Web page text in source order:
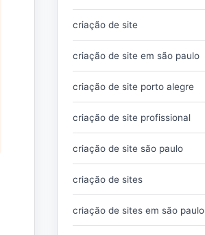
criação de site
criação de site em são paulo
criação de site porto alegre
criação de site profissional
criação de site são paulo
criação de sites
criação de sites em são paulo